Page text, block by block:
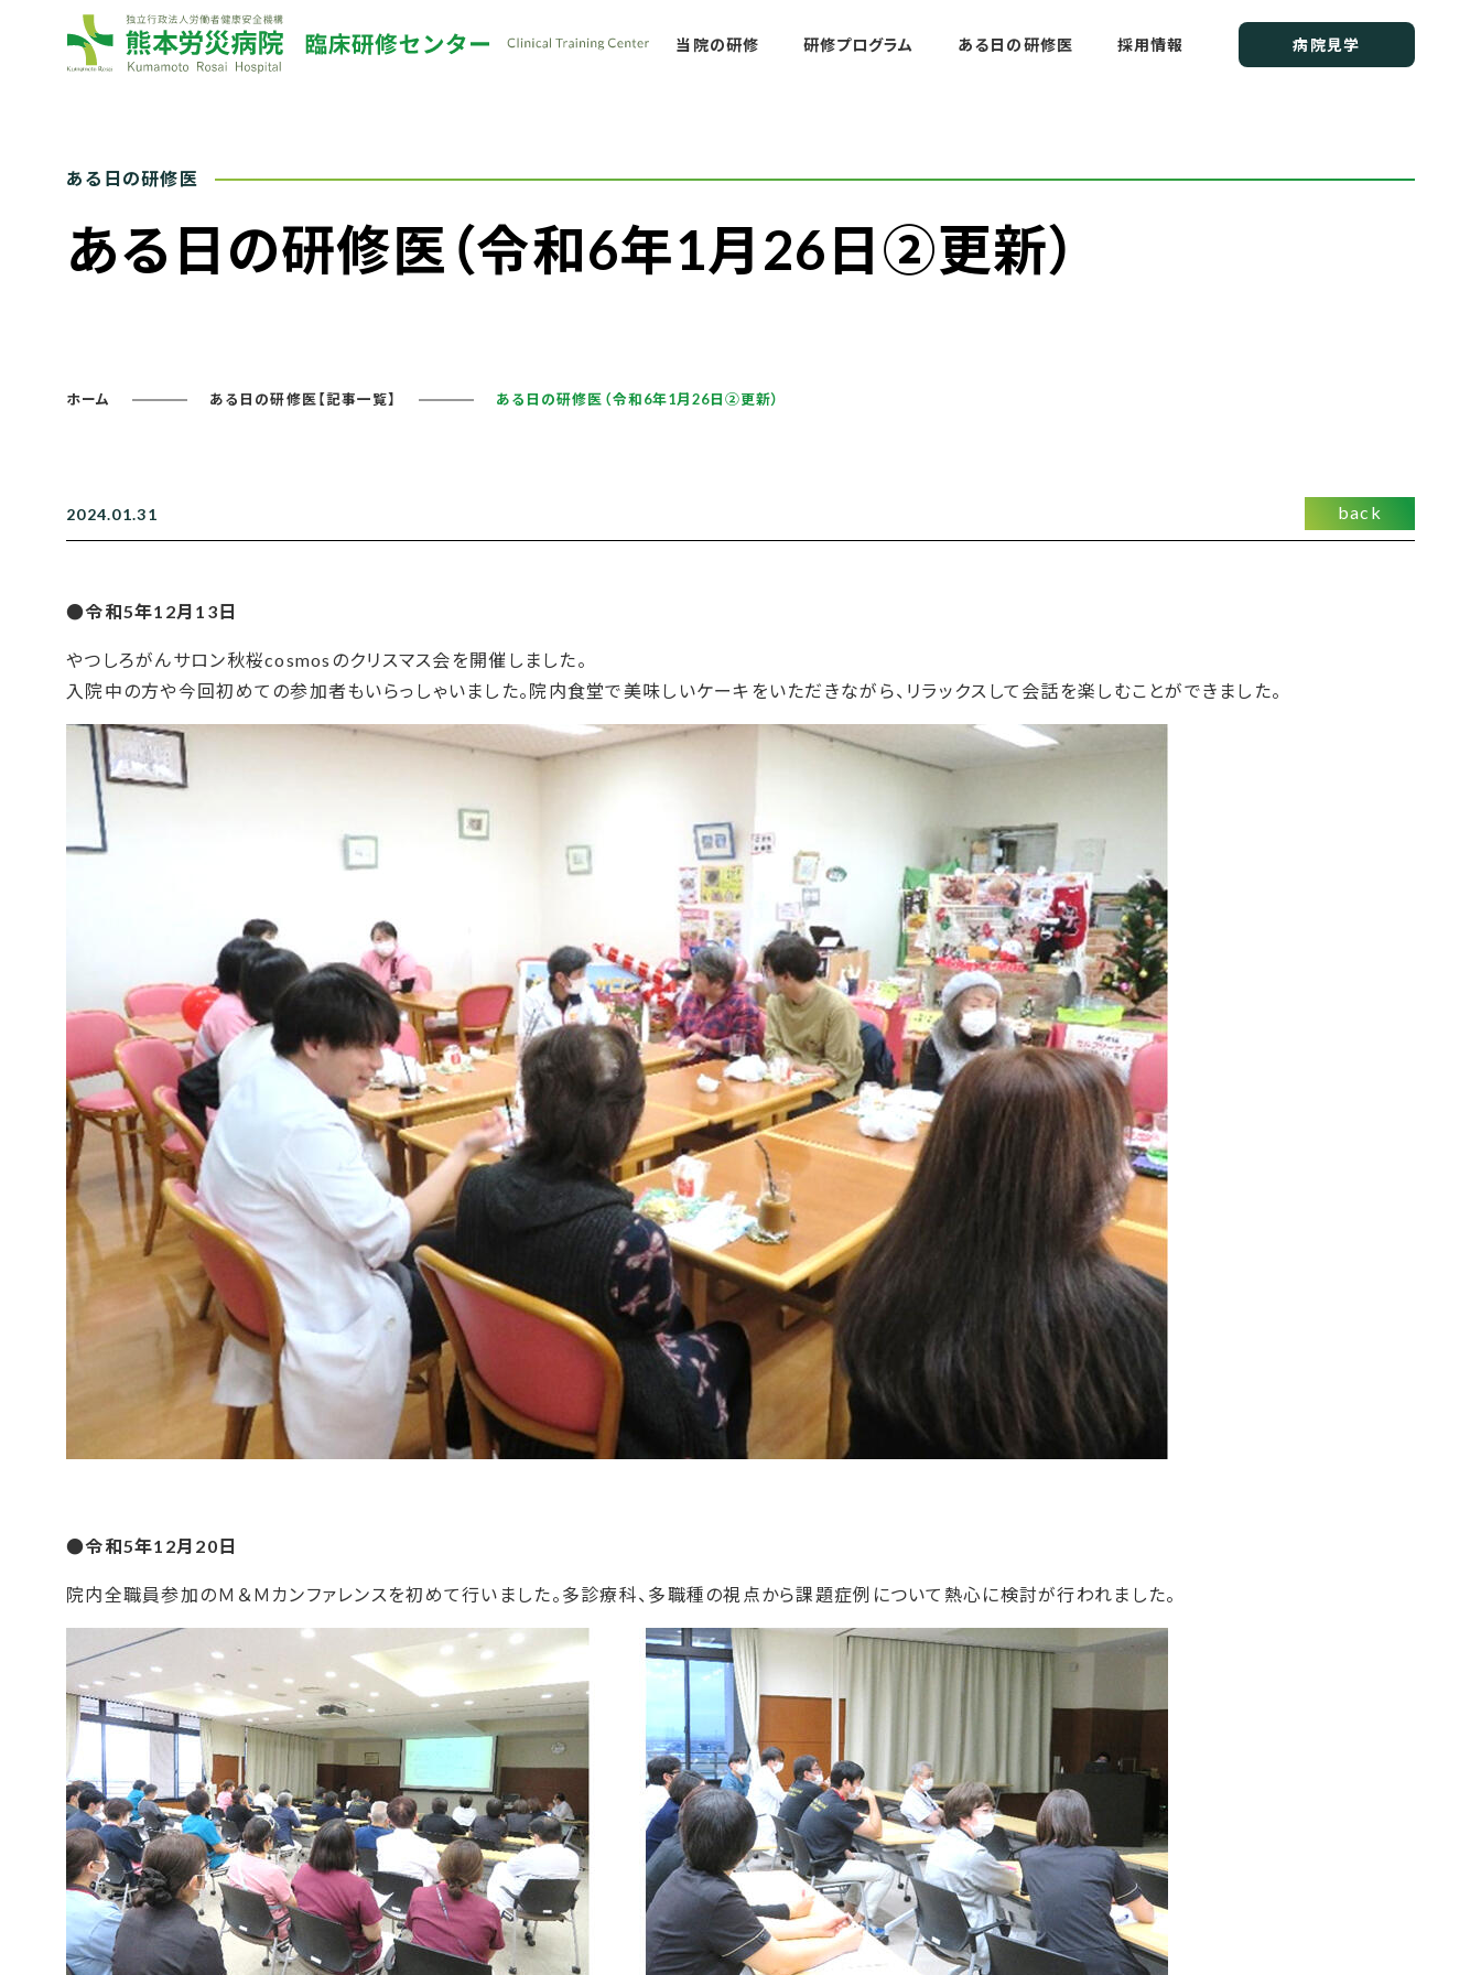
熊本労災病院 臨床研修センター
当院の研修 研修プログラム ある日の研修医 採用情報 病院見学
ある日の研修医（令和6年1月26日➁更新）
ホーム ある日の研修医【記事一覧】 ある日の研修医（令和6年1月26日➁更新）
2024.01.31 back
●令和5年12月13日
やつしろがんサロン秋桜cosmosのクリスマス会を開催しました。
入院中の方や今回初めての参加者もいらっしゃいました。院内食堂で美味しいケーキをいただきながら、リラックスして会話を楽しむことができました。
●令和5年12月20日
院内全職員参加のＭ＆Ｍカンファレンスを初めて行いました。多診療科、多職種の視点から課題症例について熱心に検討が行われました。